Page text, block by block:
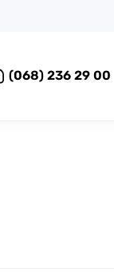
(068) 236 29 00